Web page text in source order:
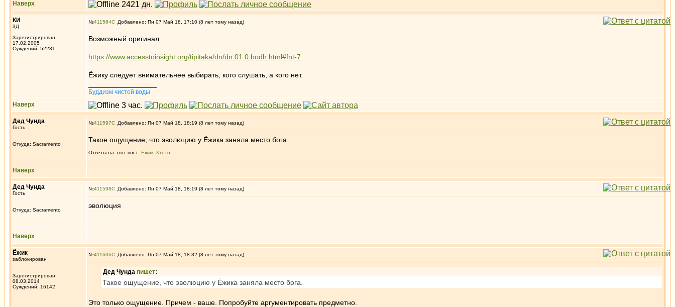
Наверх
КИ
3Д
Зарегистрирован:
17.02.2005
Суждений: 52231
№411564 Добавлено: Пн 07 Май 18, 17:10 (8 лет тому назад)
Возможный оригинал.
https://www.accesstoinsight.org/tipitaka/dn/dn.01.0.bodh.html#fnt-7
Ёжику следует внимательнее выбирать, кого слушать, а кого нет.
Буддизм чистой воды
Наверх
Дед Чунда
Гость
Откуда: Sacramento
№411597 Добавлено: Пн 07 Май 18, 18:19 (8 лет тому назад)
Такое ощущение, что эволюцию у Ёжика заняла место бога.
Ответы на этот пост: Ёжик Ктото
Наверх
Дед Чунда
Гость
Откуда: Sacramento
№411598 Добавлено: Пн 07 Май 18, 18:19 (8 лет тому назад)
эволюция
Наверх
Ёжик
заблокирован
Зарегистрирован:
08.03.2014
Суждений: 16142
№411606 Добавлено: Пн 07 Май 18, 18:32 (8 лет тому назад)
Дед Чунда пишет:
Такое ощущение, что эволюцию у Ёжика заняла место бога.
Это только ощущение. Причем - ваше. Попробуйте аргументировать предметно.